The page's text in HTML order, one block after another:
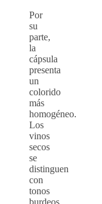
Por
su
parte,
la
cápsula
presenta
un
colorido
más
homogéneo.
Los
vinos
secos
se
distinguen
con
tonos
burdeos